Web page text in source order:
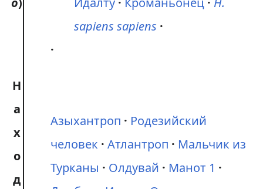
sapiens sapiens
Н
а
х
о
д
Азыхантроп
Родезийский
человек
Атлантроп
Мальчик из
Турканы
Олдувай
Манот 1